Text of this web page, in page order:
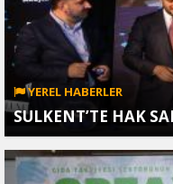
YEREL HABERLER
SULKENT’TE HAK